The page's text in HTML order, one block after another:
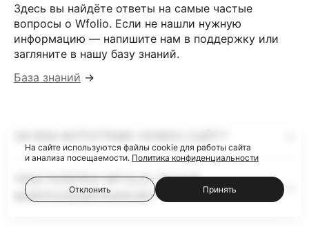
Здесь вы найдёте ответы на самые частые
вопросы о Wfolio. Если не нашли нужную
информацию — напишите нам в поддержку или
загляните в нашу базу знаний.
База знаний →
ЧЕМ ГАЛЕРЕИ WFOLIO ЛУЧШЕ
ФАЙЛООБМЕННИКОВ?
На сайте используются файлы cookie для работы сайта
и анализа посещаемости. Политика конфиденциальности
Отклонить Принять